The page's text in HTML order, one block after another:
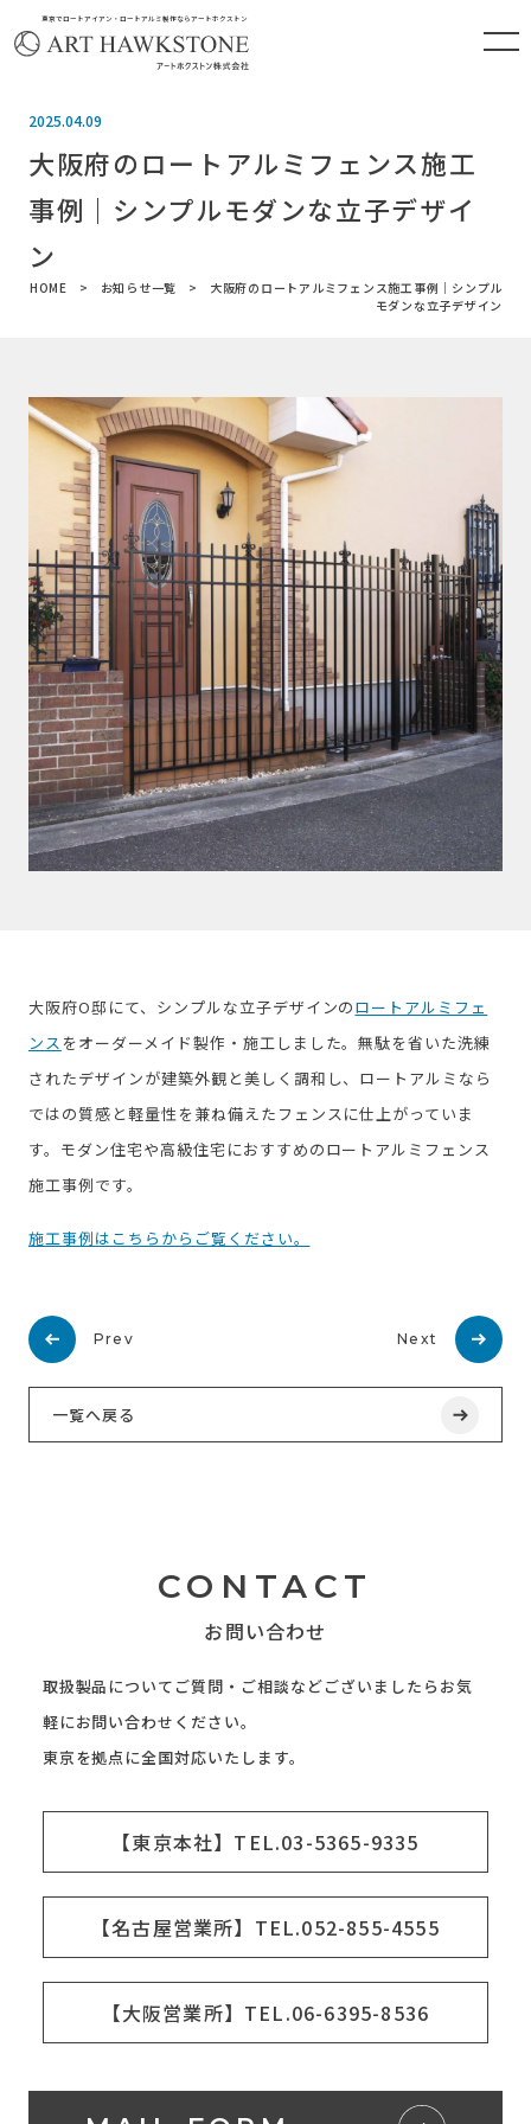
東京でロートアイアン・ロートアルミ製作ならアートホクストン
2025.04.09
大阪府のロートアルミフェンス施工
事例｜シンプルモダンな立子デザイ
ン
HOME お知らせ一覧
大阪府のロートアルミフェンス施工事例｜シンプル
モダンな立子デザイン
大阪府O邸にて、シンプルな立子デザインのロートアルミフェ
ンス をオーダーメイド製作・施工しました。無駄を省いた洗練
されたデザインが建築外観と美しく調和し、ロートアルミなら
ではの質感と軽量性を兼ね備えたフェンスに仕上がっていま
す。モダン住宅や高級住宅におすすめのロートアルミフェンス
施工事例です。
施工事例はこちらからご覧ください。
Prev Next
一覧へ戻る
CONTACT
お問い合わせ
取扱製品についてご質問・ご相談などございましたらお気
軽にお問い合わせください。
東京を拠点に全国対応いたします。
【東京本社】TEL.03-5365-9335
【名古屋営業所】TEL.052-855-4555
【大阪営業所】TEL.06-6395-8536